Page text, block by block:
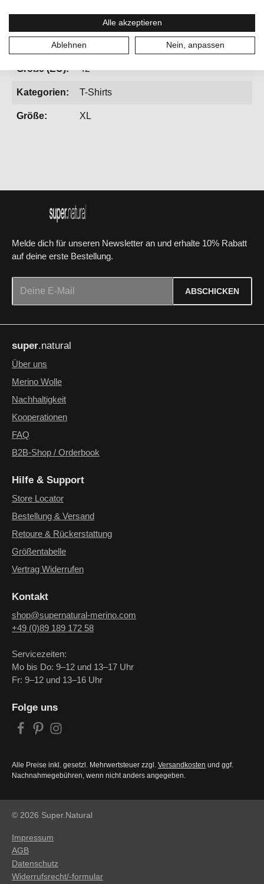
Damen
Gewicht: 126 g
Größe (EU): 42
Kategorien: T-Shirts
Größe: XL
Melde dich für unseren Newsletter an und erhalte 10% Rabatt
auf deine erste Bestellung.
ABSCHICKEN
genommen und die
einverstanden.
Die mit einem Stern (*) markierten Felder sind Pflichtfelder.
Folge uns
Alle Preise inkl. gesetzl. Mehrwertsteuer zzgl. Versandkosten und ggf.
Nachnahmegebühren, wenn nicht anders angegeben.
super.natural
Über uns
Merino Wolle
Nachhaltigkeit
Kooperationen
FAQ
B2B-Shop / Orderbook
Hilfe & Support
Store Locator
Bestellung & Versand
Retoure & Rückerstattung
Größentabelle
Vertrag Widerrufen
Kontakt
shop@supernatural-merino.com
+49 (0)89 189 172 58
Servicezeiten:
Mo bis Do: 9–12 und 13–17 Uhr
Fr: 9–12 und 13–16 Uhr
© 2026 Super.Natural
Impressum
AGB
Datenschutz
Widerrufsrecht/-formular
Alle akzeptieren
Ablehnen Nein, anpassen